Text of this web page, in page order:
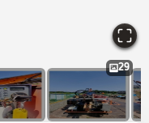
29